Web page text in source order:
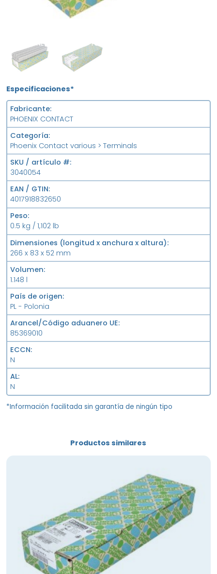
NEW FS
Especificaciones*
Fabricante
PHOENIX CONTACT
Categoría
Phoenix Contact various > Terminals
SKU / artículo #
3040054
EAN / GTIN
4017918832650
Peso
0.5 kg / 1,102 lb
Dimensiones (longitud x anchura x altura)
266 x 83 x 52 mm
Volumen
1.148 l
País de origen
PL - Polonia
Arancel/Código aduanero UE
85369010
ECCN
N
AL
N
*Información facilitada sin garantía de ningún tipo
Productos similares